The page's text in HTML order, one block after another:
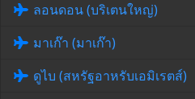
ลอนดอน (บริเตนใหญ่)
มาเก๊า (มาเก๊า)
ดูไบ (สหรัฐอาหรับเอมิเรตส์)